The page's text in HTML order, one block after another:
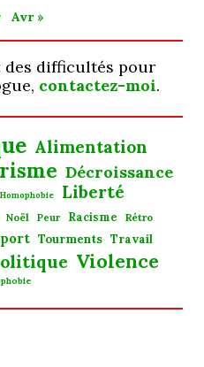
Avr »
des difficultés pour
contactez-moi.
Alimentation
Décroissance
Homophobie Liberté
Noël Peur Racisme Rétro
Tourments Travail
Violence